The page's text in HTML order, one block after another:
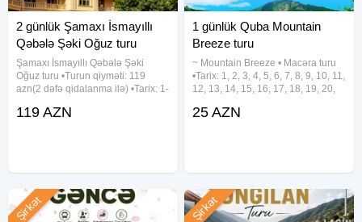
2 günlük Şamaxı İsmayıllı
Qəbələ Şəki Oğuz turu
Şamaxı İsmayıllı Qəbələ Şəki
Oğuz turu •Turun qiyməti: 119
azn(2 dəfə qidalanma ilə) •Tarix: 1-
✓Qiymətə daxildir: • Komfortlu
119 AZN
1 günlük Quba Mountain
Breeze turu
~ Mountain Breeze • Macəra turu
•Tarix: 1, 2, 3, 4, 5, 6, 7, 8, 9, 10, 11,
12, 13, 14, 15, 16, 17, 18, 19, 20,
30, 31 Avqust •Qiymət: •Ekonom
25 AZN
Şirkət Şirkət